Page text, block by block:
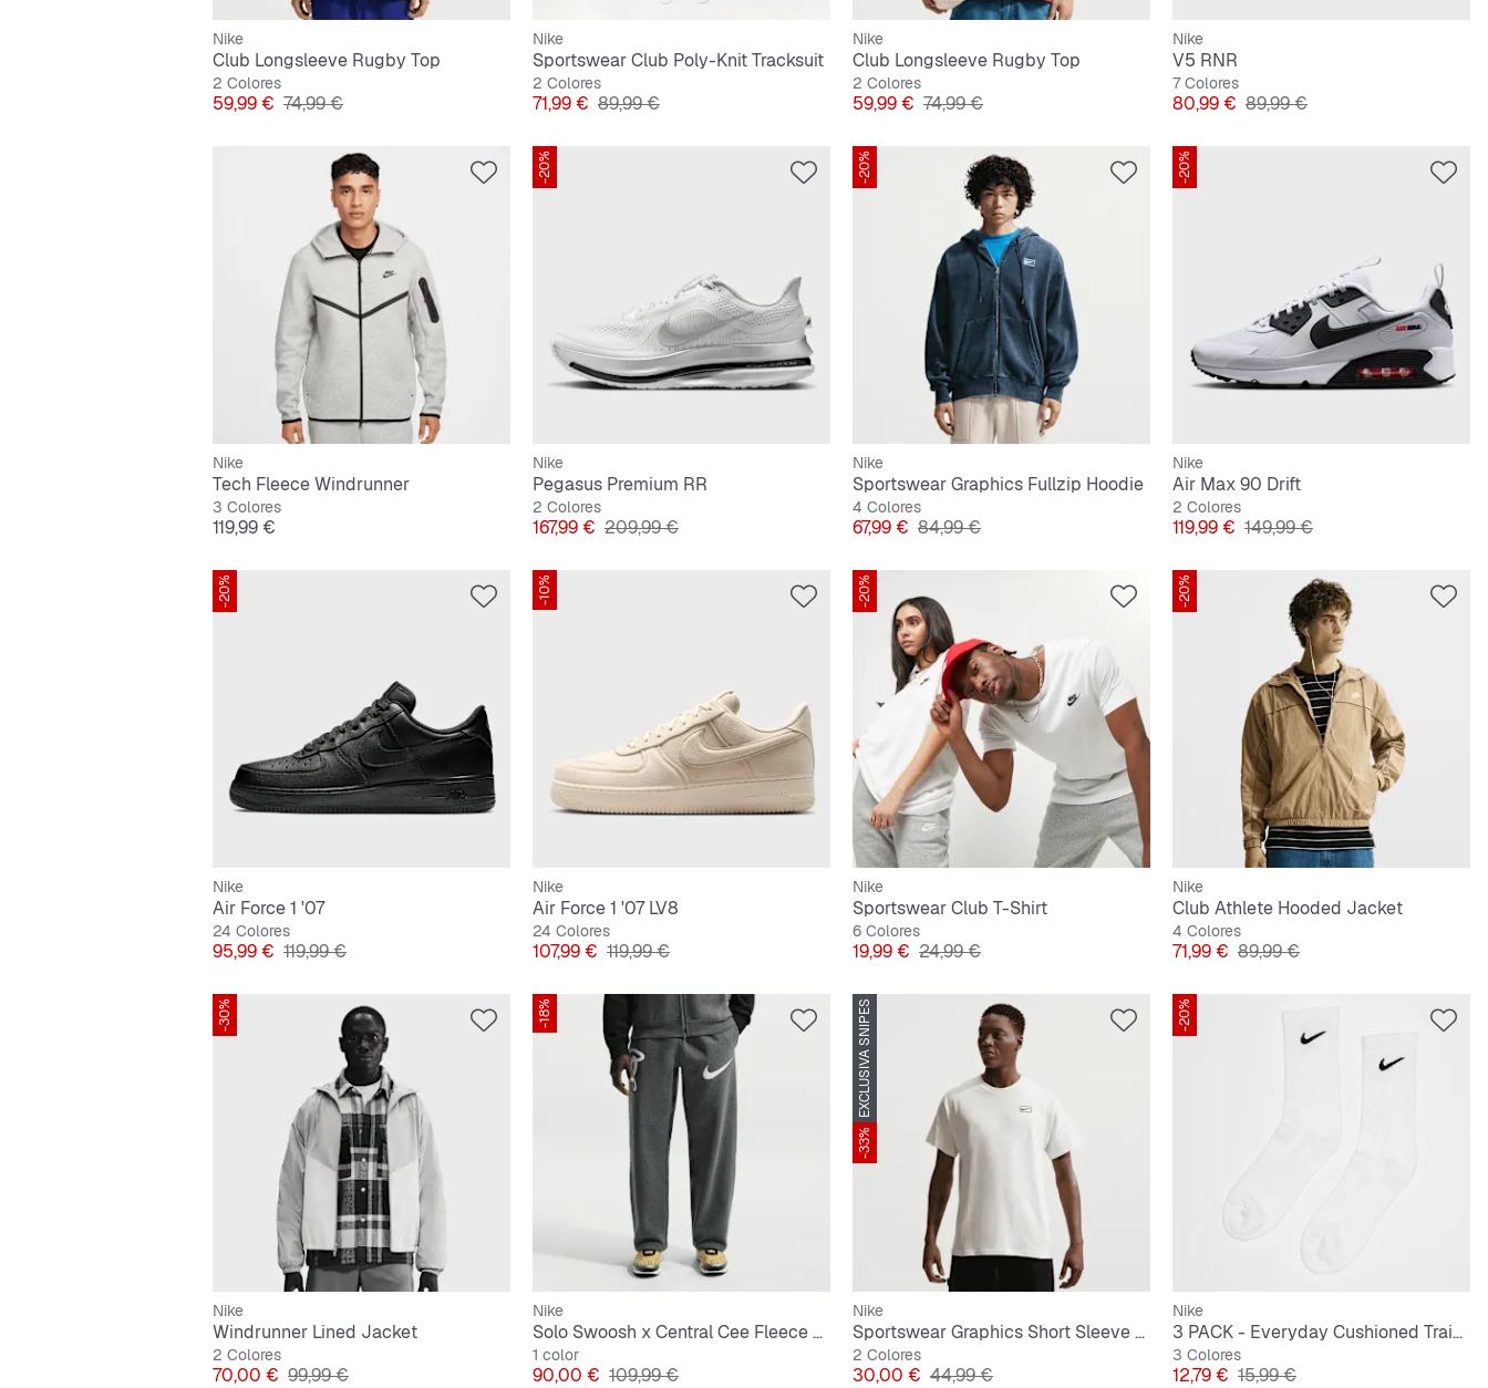
Nike
Club Longsleeve Rugby Top
2 Colores
Precio
59,99 € Precio original
74,99 €
Nike
Sportswear Club Poly-Knit Tracksuit
2 Colores
Precio
71,99 € Precio original
89,99 €
Nike
Club Longsleeve Rugby Top
2 Colores
Precio
59,99 € Precio original
74,99 €
Nike
V5 RNR
7 Colores
Precio
80,99 € Precio original
89,99 €
Nike
Tech Fleece Windrunner
3 Colores
Precio
119,99 €
-20%
Nike
Pegasus Premium RR
2 Colores
Precio
167,99 € Precio original
209,99 €
-20%
Nike
Sportswear Graphics Fullzip Hoodie
4 Colores
Precio
67,99 € Precio original
84,99 €
-20%
Nike
Air Max 90 Drift
2 Colores
Precio
119,99 € Precio original
149,99 €
-20%
Nike
Air Force 1 '07
24 Colores
Precio
95,99 € Precio original
119,99 €
-10%
Nike
Air Force 1 '07 LV8
24 Colores
Precio
107,99 € Precio original
119,99 €
-20%
Nike
Sportswear Club T-Shirt
6 Colores
Precio
19,99 € Precio original
24,99 €
-20%
Nike
Club Athlete Hooded Jacket
4 Colores
Precio
71,99 € Precio original
89,99 €
-30%
Nike
Windrunner Lined Jacket
2 Colores
Precio
70,00 € Precio original
99,99 €
-18%
Nike
Solo Swoosh x Central Cee Fleece Open Hem Pant
1 color
Precio
90,00 € Precio original
109,99 €
EXCLUSIVA SNIPES
-33%
Nike
Sportswear Graphics Short Sleeve Tee
2 Colores
Precio
30,00 € Precio original
44,99 €
-20%
Nike
3 PACK - Everyday Cushioned Training Crew Socks
3 Colores
Precio
12,79 € Precio original
15,99 €